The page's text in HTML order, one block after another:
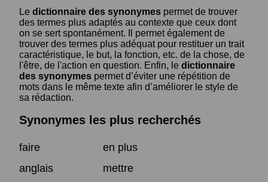
Le dictionnaire des synonymes permet de trouver
des termes plus adaptés au contexte que ceux dont
on se sert spontanément. Il permet également de
trouver des termes plus adéquat pour restituer un trait
caractéristique, le but, la fonction, etc. de la chose, de
l'être, de l'action en question. Enfin, le dictionnaire
des synonymes permet d’éviter une répétition de
mots dans le même texte afin d’améliorer le style de
sa rédaction.
Synonymes les plus recherchés
faire
en plus
anglais
mettre